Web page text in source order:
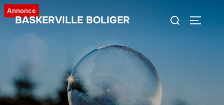
Videre
til
indhold
BASKERVILLE BOLIGER
Søg
Annonce